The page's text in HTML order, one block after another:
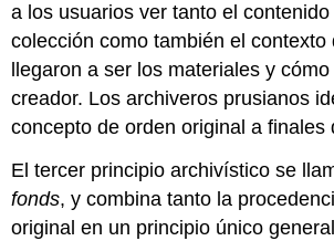
a los usuarios ver tanto el
colección como también el contexto
llegaron a ser los materiales y
creador. Los archiveros prusianos
concepto de orden original a finales
El tercer principio archivístico se
fonds, y combina tanto la
original en un principio único